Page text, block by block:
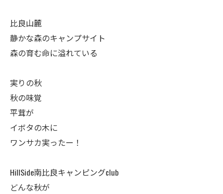
比良山麓
静かな森のキャンプサイト
森の育む命に溢れている
実りの秋
秋の味覚
平茸が
イボタの木に
ワンサカ実ったー！
HillSide南比良キャンピングclub
どんな秋が